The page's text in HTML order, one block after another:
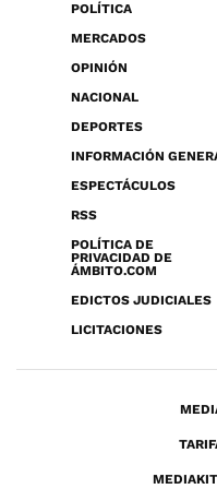
POLÍTICA
MERCADOS
OPINIÓN
NACIONAL
DEPORTES
INFORMACIÓN
ESPECTÁCULOS
RSS
POLÍTICA DE
PRIVACIDAD DE
ÁMBITO.COM
EDICTOS JUDICIALES
LICITACIONES
MEDIAKIT